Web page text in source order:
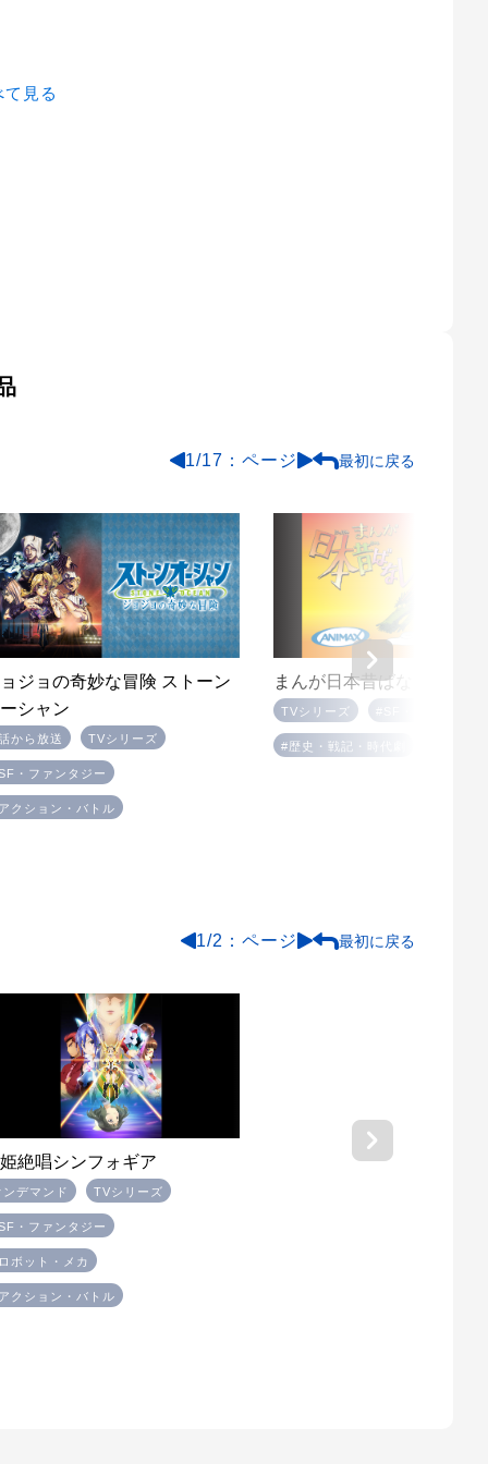
見る
ジョの奇妙な冒険 ストーン
シャン
から放送 TVシリーズ
・ファンタジー
クション・バトル
まんが日本昔ばなし
TVシリーズ
#歴史・戦記・時代劇
1/17 最初に戻る
絶唱シンフォギア
ンデマンド TVシリーズ
・ファンタジー
ボット・メカ
クション・バトル
1/2 最初に戻る